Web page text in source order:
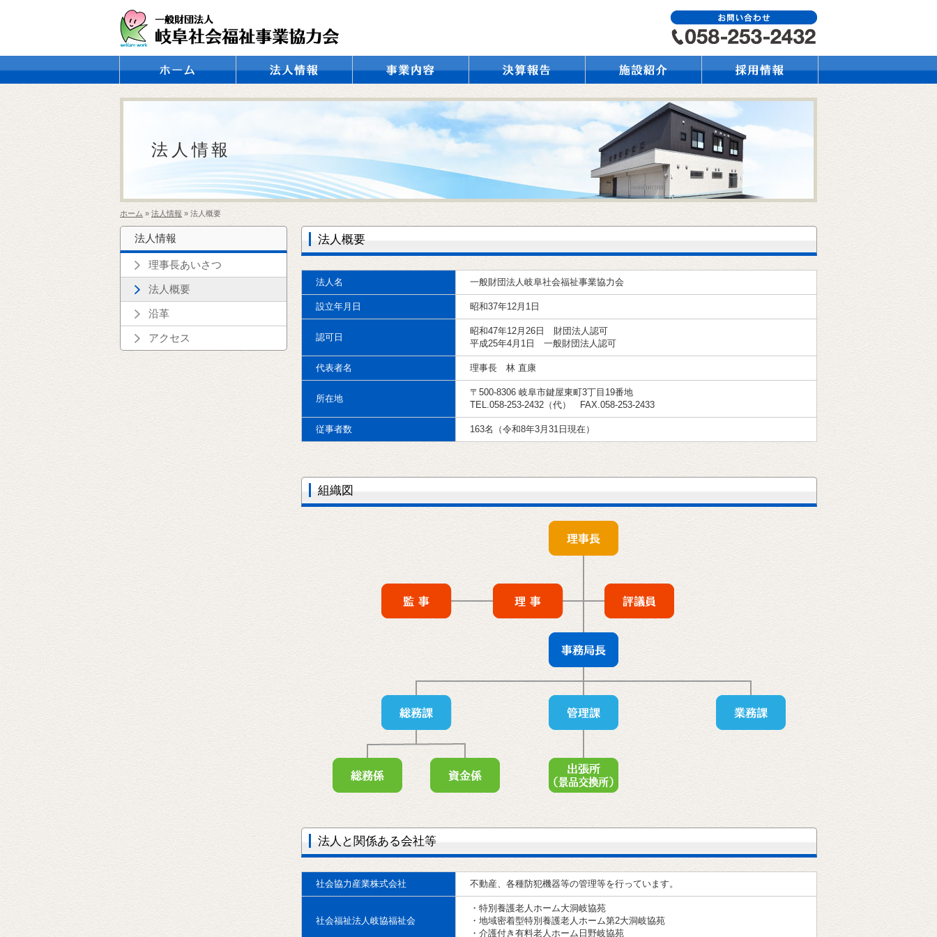
理事長あいさつ
法人概要
沿革
アクセス 事業紹介
公共事業
法人情報
ホーム » 法人情報 » 法人概要
法人情報
理事長あいさつ
法人概要
沿革
アクセス
法人概要
法人名 一般財団法人岐阜社会福祉事業協力会
設立年月日 昭和37年12月1日
認可日
昭和47年12月26日 財団法人認可
平成25年4月1日 一般財団法人認可
代表者名 理事長 林 直康
所在地
〒500-8306 岐阜市鍵屋東町3丁目19番地
TEL.058-253-2432（代） FAX.058-253-2433
従事者数 163名（令和8年3月31日現在）
組織図
法人と関係ある会社等
社会協力産業株式会社 不動産、各種防犯機器等の管理等を行っています。
社会福祉法人岐協福祉会
・特別養護老人ホーム大洞岐協苑
・地域密着型特別養護老人ホーム第2大洞岐協苑
・介護付き有料老人ホーム日野岐協苑